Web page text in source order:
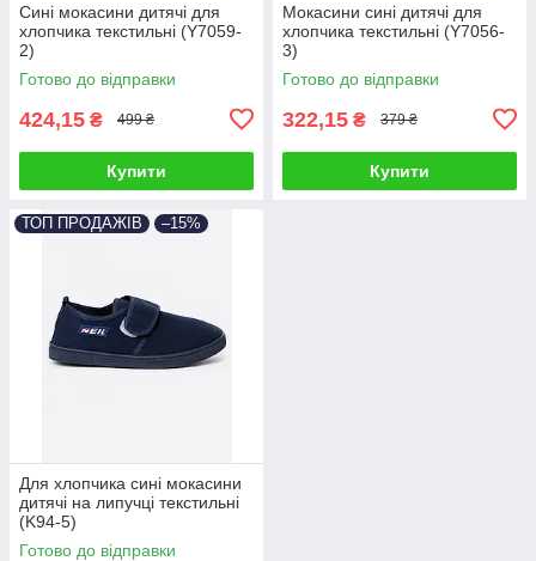
Сині мокасини дитячі для
хлопчика текстильні (Y7059-
2)
Готово до відправки
424,15 ₴ 499 ₴
Купити
Мокасини сині дитячі для
хлопчика текстильні (Y7056-
3)
Готово до відправки
322,15 ₴ 379 ₴
Купити
ТОП ПРОДАЖІВ –15%
Для хлопчика сині мокасини
дитячі на липучці текстильні
(K94-5)
Готово до відправки